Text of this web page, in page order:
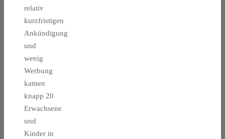
relativ
kurzfristigen
Ankündigung
und
wenig
Werbung
kamen
knapp 20
Erwachsene
und
Kinder in